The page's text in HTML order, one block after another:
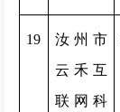
19
汝州市
云禾互
联网科